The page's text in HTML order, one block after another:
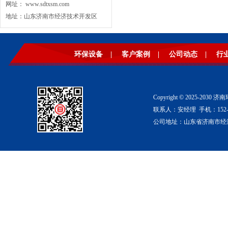
网址： www.sdtxsm.com
地址：山东济南市经济技术开发区
环保设备 客户案例 公司动态 行
Copyright © 2025-2030 济
联系人：安经理 手机：
公司地址：山东省济南市